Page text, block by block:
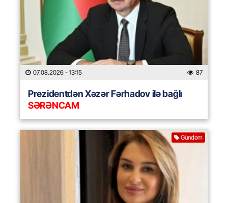
07.08.2026 - 13:15 87
Prezidentdən Xəzər Fərhadov ilə bağlı
SƏRƏNCAM
Gündəm